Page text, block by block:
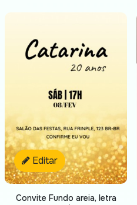
Editar
Convite Fundo areia, letra